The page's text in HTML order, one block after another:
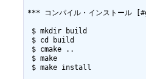
*** コンパイル・インストール
$ mkdir build
$ cd build
$ cmake ..
$ make
$ make install